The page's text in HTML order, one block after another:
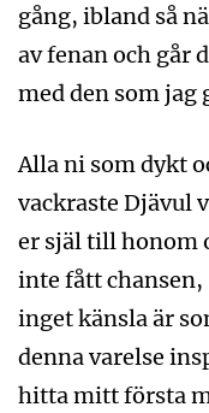
gång, ibland så
av fenan och går
med den som jag
Alla ni som dykt
vackraste Djävul
er själ till honom
inte fått chansen,
inget känsla är
denna varelse
hitta mitt första